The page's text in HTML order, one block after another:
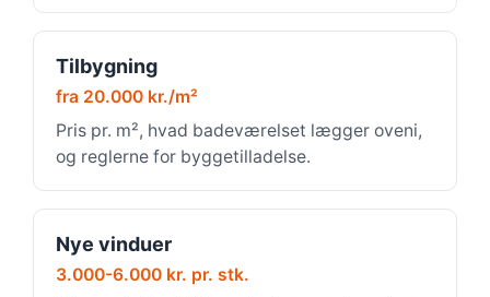
Tilbygning
fra 20.000 kr./m²
Pris pr. m², hvad badeværelset lægger oveni,
og reglerne for byggetilladelse.
Nye vinduer
3.000-6.000 kr. pr. stk.